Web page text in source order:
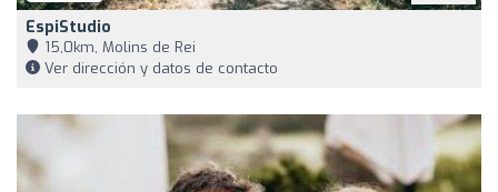
EspiStudio
15,0km, Molins de Rei
Ver dirección y datos de contacto